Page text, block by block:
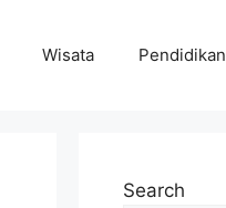
Wisata Pendidikan
Search